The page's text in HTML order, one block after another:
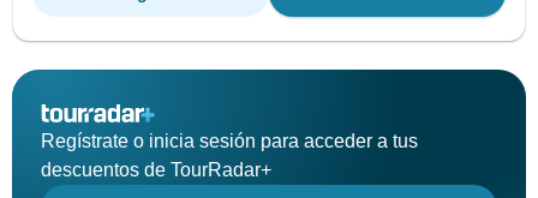
Regístrate o inicia sesión para acceder a tus
descuentos de TourRadar+